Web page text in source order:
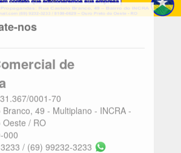
de
0001-70
49 - Multiplano - INCRA -
/ RO
000